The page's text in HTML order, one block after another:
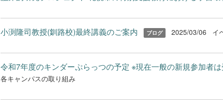
小渕隆司教授(釧路校)最終講義のご案内 ブログ 2025/03/06 イ
令和7年度のキンダーぷらっつの予定 ※現在一般の新規参加者は
各キャンパスの取り組み